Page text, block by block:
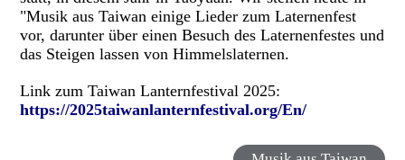
"Musik aus Taiwan einige Lieder zum Laternenfest
vor, darunter über einen Besuch des Laternenfestes und
das Steigen lassen von Himmelslaternen.
Link zum Taiwan Lanternfestival 2025:
https://2025taiwanlanternfestival.org/En/